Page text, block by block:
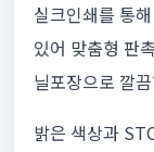
실크인쇄를 통
있어 맞춤형 판
닐포장으로 깔
밝은 색상과